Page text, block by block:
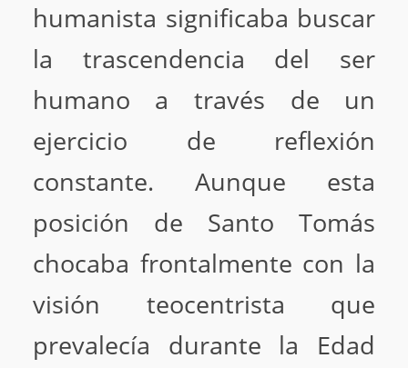
humanista significaba buscar
la trascendencia del ser
humano a través de un
ejercicio de reflexión
constante. Aunque esta
posición de Santo Tomás
chocaba frontalmente con la
visión teocentrista que
prevalecía durante la Edad